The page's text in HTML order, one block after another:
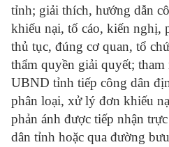
tỉnh; giải thích, hướng dẫn
khiếu nại, tố cáo, kiến nghị,
thủ tục, đúng cơ quan, tổ
thẩm quyền giải quyết;
UBND tỉnh tiếp công dân
phân loại, xử lý đơn khiếu
phản ánh được tiếp nhận
dân tỉnh hoặc qua đường